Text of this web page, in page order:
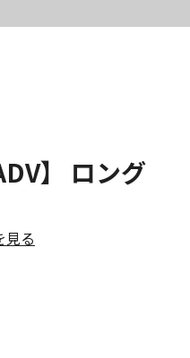
】 ロング
見る